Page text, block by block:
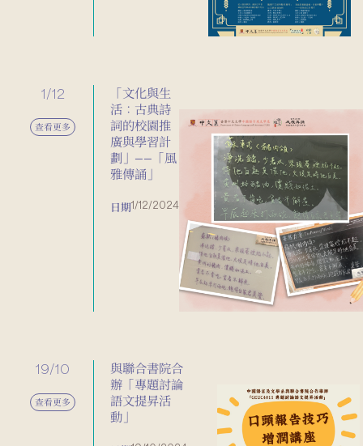
1/12
查看更多
「文化與生
活：古典詩
詞的校園推
廣與學習計
劃」——「風
雅傳誦」
日期1/12/2024
19/10
查看更多
與聯合書院合
辦「專題討論
語文提昇活
動」